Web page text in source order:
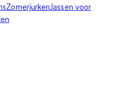
ZomerjurkenJassen voor